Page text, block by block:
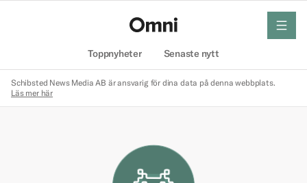
Toppnyheter Senaste nytt
meny
Schibsted News Media AB är ansvarig för dina data på denna webbplats.
Läs mer här